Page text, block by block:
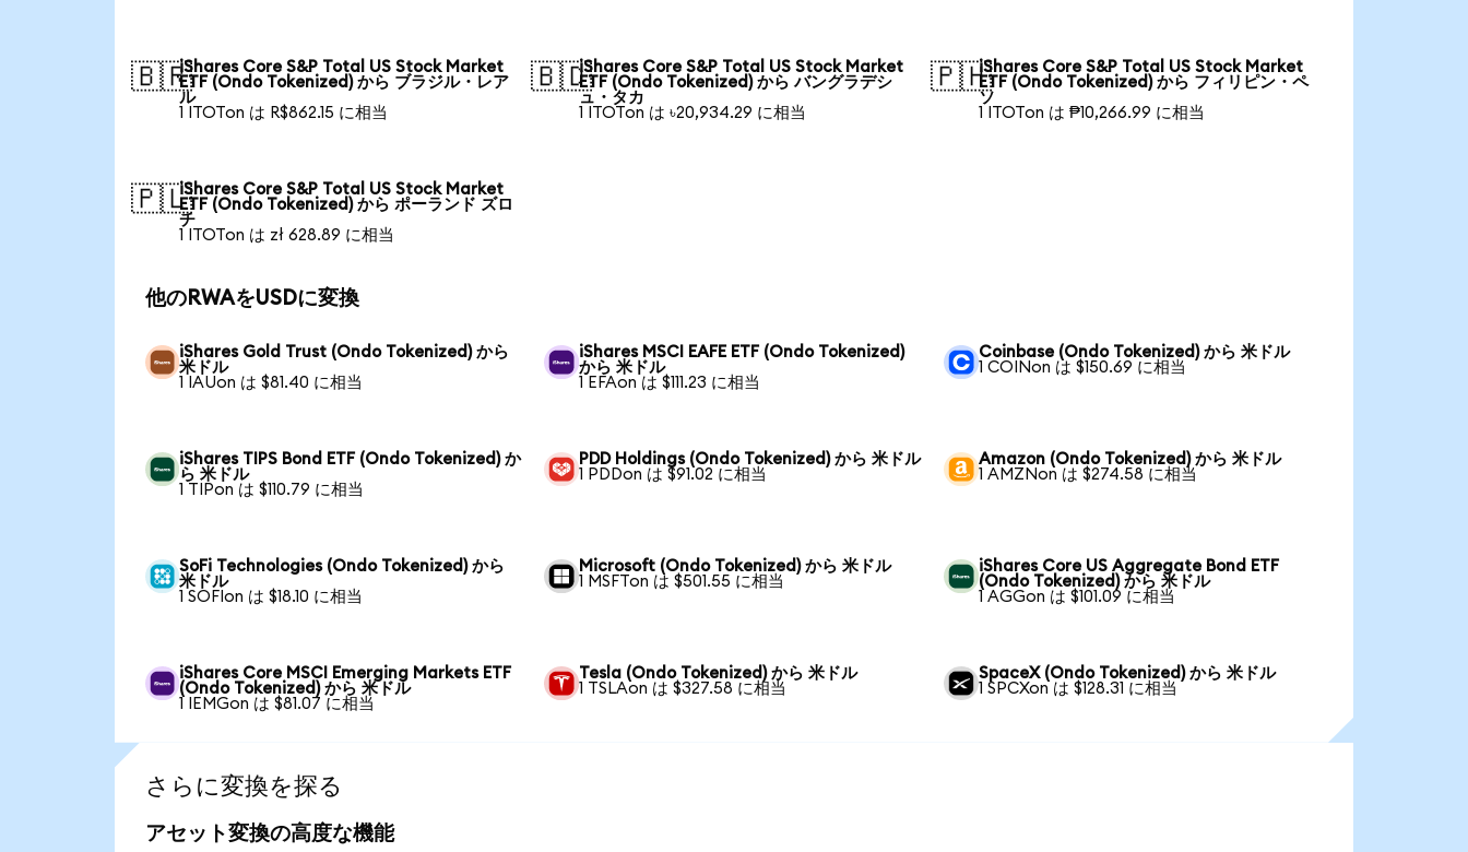
🇧🇷iShares Core S&P Total US Stock Market
ETF (Ondo Tokenized) から ブラジル・レア
ル
1 ITOTon は R$862.15 に相当
🇧🇩iShares Core S&P Total US Stock Market
ETF (Ondo Tokenized) から バングラデシ
ュ・タカ
1 ITOTon は ৳20,934.29 に相当
🇵🇭iShares Core S&P Total US Stock Market
ETF (Ondo Tokenized) から フィリピン・ペ
ソ
1 ITOTon は ₱10,266.99 に相当
🇵🇱iShares Core S&P Total US Stock Market
ETF (Ondo Tokenized) から ポーランド ズロ
チ
1 ITOTon は zł 628.89 に相当
他のRWAをUSDに変換
iShares Gold Trust (Ondo Tokenized) から
米ドル
1 IAUon は $81.40 に相当
iShares MSCI EAFE ETF (Ondo Tokenized)
から 米ドル
1 EFAon は $111.23 に相当
Coinbase (Ondo Tokenized) から 米ドル
1 COINon は $150.69 に相当
iShares TIPS Bond ETF (Ondo Tokenized) か
ら 米ドル
1 TIPon は $110.79 に相当
PDD Holdings (Ondo Tokenized) から 米ドル
1 PDDon は $91.02 に相当
Amazon (Ondo Tokenized) から 米ドル
1 AMZNon は $274.58 に相当
SoFi Technologies (Ondo Tokenized) から
米ドル
1 SOFIon は $18.10 に相当
Microsoft (Ondo Tokenized) から 米ドル
1 MSFTon は $501.55 に相当
iShares Core US Aggregate Bond ETF
(Ondo Tokenized) から 米ドル
1 AGGon は $101.09 に相当
iShares Core MSCI Emerging Markets ETF
(Ondo Tokenized) から 米ドル
1 IEMGon は $81.07 に相当
Tesla (Ondo Tokenized) から 米ドル
1 TSLAon は $327.58 に相当
SpaceX (Ondo Tokenized) から 米ドル
1 SPCXon は $128.31 に相当
さらに変換を探る
アセット変換の高度な機能